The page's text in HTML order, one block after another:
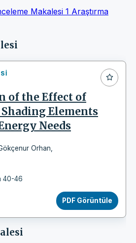
Makalesi 1 Araştırma
of the Effect of
Elements
Needs
Orhan
40-46
PDF Görüntüle